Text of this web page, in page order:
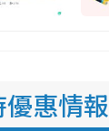
惠情報